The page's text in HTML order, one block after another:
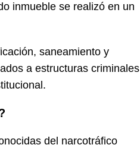
inmueble se realizó en un
saneamiento y
a estructuras criminales
del narcotráfico